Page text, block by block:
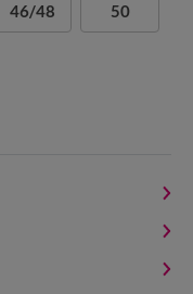
46/48 50